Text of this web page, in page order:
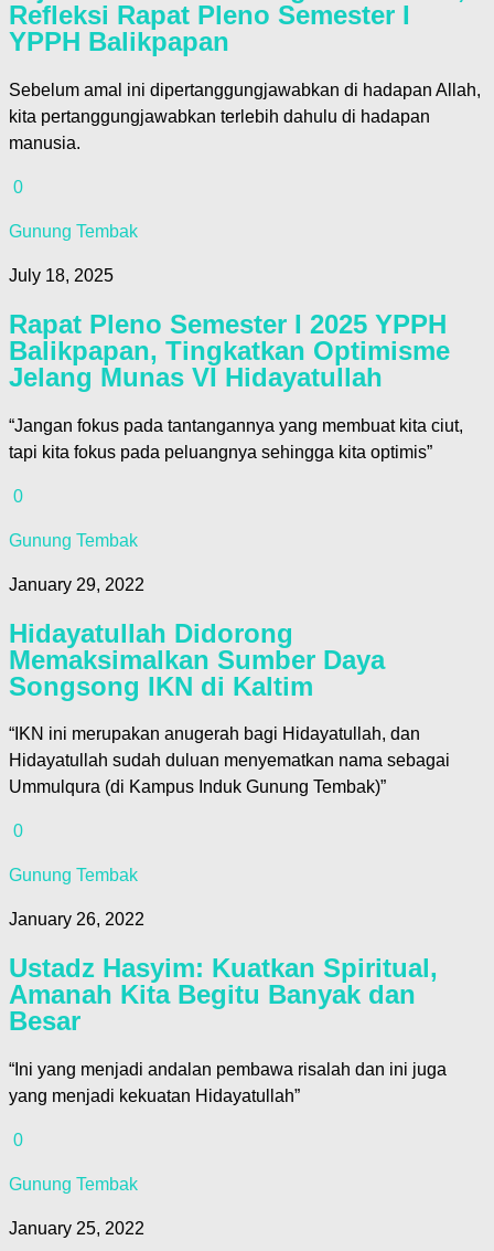
Refleksi Rapat Pleno Semester I
YPPH Balikpapan
Sebelum amal ini dipertanggungjawabkan di hadapan Allah,
kita pertanggungjawabkan terlebih dahulu di hadapan
manusia.
0
Gunung Tembak
July 18, 2025
Rapat Pleno Semester I 2025 YPPH
Balikpapan, Tingkatkan Optimisme
Jelang Munas VI Hidayatullah
“Jangan fokus pada tantangannya yang membuat kita ciut,
tapi kita fokus pada peluangnya sehingga kita optimis”
0
Gunung Tembak
January 29, 2022
Hidayatullah Didorong
Memaksimalkan Sumber Daya
Songsong IKN di Kaltim
“IKN ini merupakan anugerah bagi Hidayatullah, dan
Hidayatullah sudah duluan menyematkan nama sebagai
Ummulqura (di Kampus Induk Gunung Tembak)”
0
Gunung Tembak
January 26, 2022
Ustadz Hasyim: Kuatkan Spiritual,
Amanah Kita Begitu Banyak dan
Besar
“Ini yang menjadi andalan pembawa risalah dan ini juga
yang menjadi kekuatan Hidayatullah”
0
Gunung Tembak
January 25, 2022